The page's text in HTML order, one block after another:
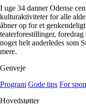
I uge 34 danner Odense
kulturaktiviteter for alle
åbner op for et
teaterforestillinger,
noget helt anderledes som
mere.
Genveje
Program Gode tips For
Hovedstøtter